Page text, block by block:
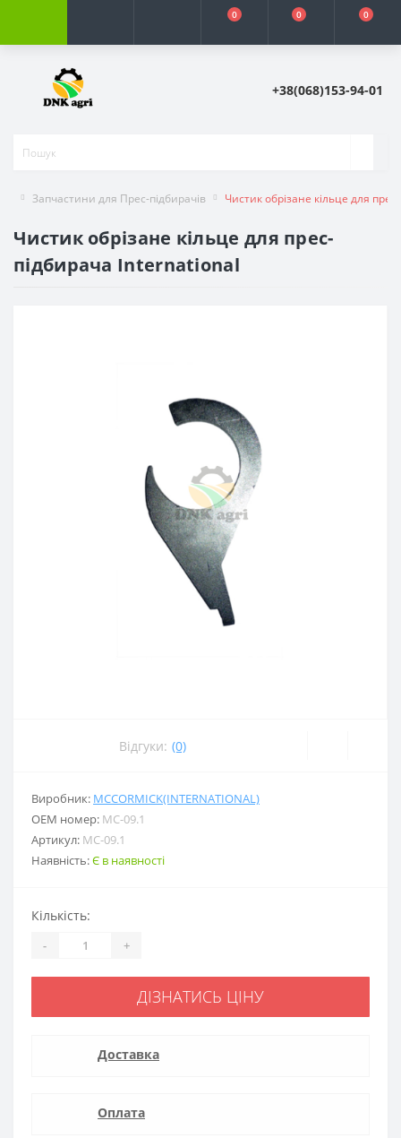
0 0 0
+38(068)153-94-01
Запчастини для Прес-підбирачів Чистик обрізане кільце для
Чистик обрізане кільце для прес-
підбирача International
Відгуки: (0)
Виробник: MCCORMICK(INTERNATIONAL)
ОЕМ номер: MC-09.1
Артикул: MC-09.1
Наявність:Є в наявності
Кількість:
- +
ДІЗНАТИСЬ ЦІНУ
Доставка
Оплата